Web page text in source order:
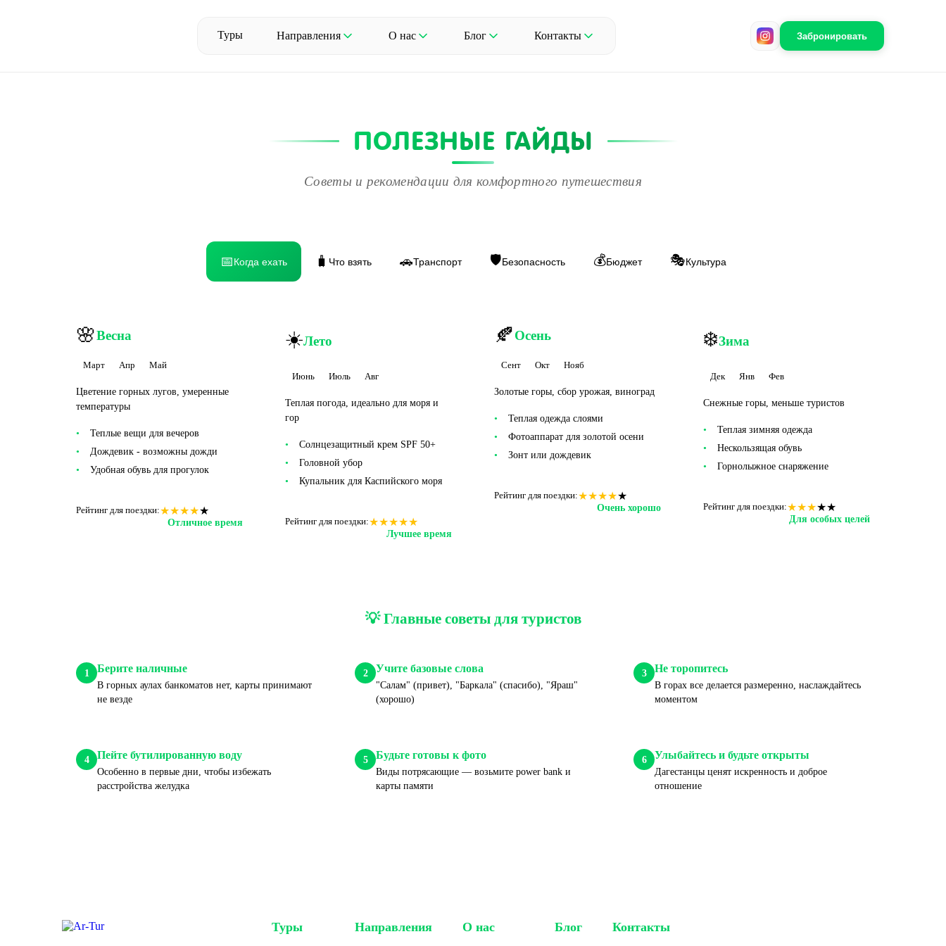
Туры Направления О нас Блог Контакты Забронировать
ПОЛЕЗНЫЕ ГАЙДЫ
Советы и рекомендации для комфортного путешествия
📅Когда ехать 🧳 Что взять 🚗Транспорт 🛡️Безопасность 💰Бюджет 🎭Культура
🌸Весна
Март Апр Май
Цветение горных лугов, умеренные
температуры
Теплые вещи для вечеров
Дождевик - возможны дожди
Удобная обувь для прогулок
Рейтинг для поездки:★★★★★
Отличное время
☀️Лето
Июнь Июль Авг
Теплая погода, идеально для моря и
гор
Солнцезащитный крем SPF 50+
Головной убор
Купальник для Каспийского моря
Рейтинг для поездки:★★★★★
Лучшее время
🍂Осень
Сент Окт Нояб
Золотые горы, сбор урожая, виноград
Теплая одежда слоями
Фотоаппарат для золотой осени
Зонт или дождевик
Рейтинг для поездки:★★★★★
Очень хорошо
❄️Зима
Дек Янв Фев
Снежные горы, меньше туристов
Теплая зимняя одежда
Нескользящая обувь
Горнолыжное снаряжение
Рейтинг для поездки:★★★★★
Для особых целей
💡 Главные советы для туристов
1 Берите наличные
В горных аулах банкоматов нет, карты принимают
не везде
2 Учите базовые слова
"Салам" (привет), "Баркала" (спасибо), "Яраш"
(хорошо)
3 Не торопитесь
В горах все делается размеренно, наслаждайтесь
моментом
4 Пейте бутилированную воду
Особенно в первые дни, чтобы избежать
расстройства желудка
5 Будьте готовы к фото
Виды потрясающие — возьмите power bank и
карты памяти
6 Улыбайтесь и будьте открыты
Дагестанцы ценят искренность и доброе
отношение
Туры Направления О нас Блог Контакты